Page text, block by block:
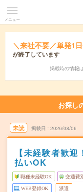
メニュー
＼来社不要／単発1
が終了しています
掲載時の情報は
お探し
未読 掲載日 2026/08/06
【未経験者歓
払いOK
職種未経験OK 交通費
WEB登録OK 派遣